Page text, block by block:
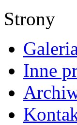
Strony
Inne